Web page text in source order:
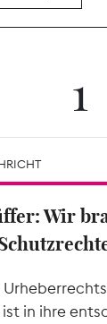
1
Wir
in ihre